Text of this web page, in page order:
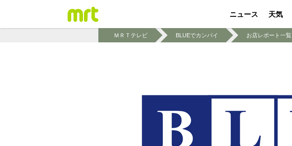
ニュース 天気
ＭＲＴテレビ BLUEでカンパイ お店レポート一覧